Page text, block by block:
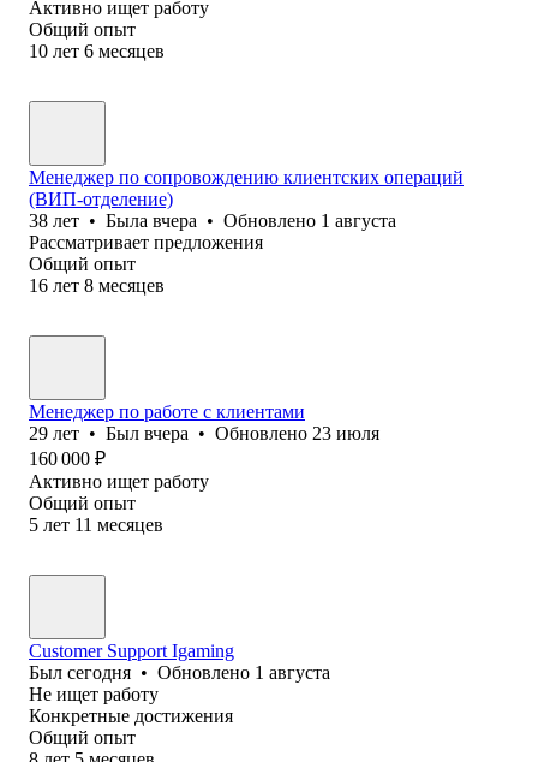
Активно ищет работу
Общий опыт
10 лет 6 месяцев
Менеджер по сопровождению клиентских операций
(ВИП-отделение)
38 лет • Была вчера • Обновлено 1 августа
Рассматривает предложения
Общий опыт
16 лет 8 месяцев
Менеджер по работе с клиентами
29 лет • Был вчера • Обновлено 23 июля
160 000 ₽
Активно ищет работу
Общий опыт
5 лет 11 месяцев
Customer Support Igaming
Был сегодня • Обновлено 1 августа
Не ищет работу
Конкретные достижения
Общий опыт